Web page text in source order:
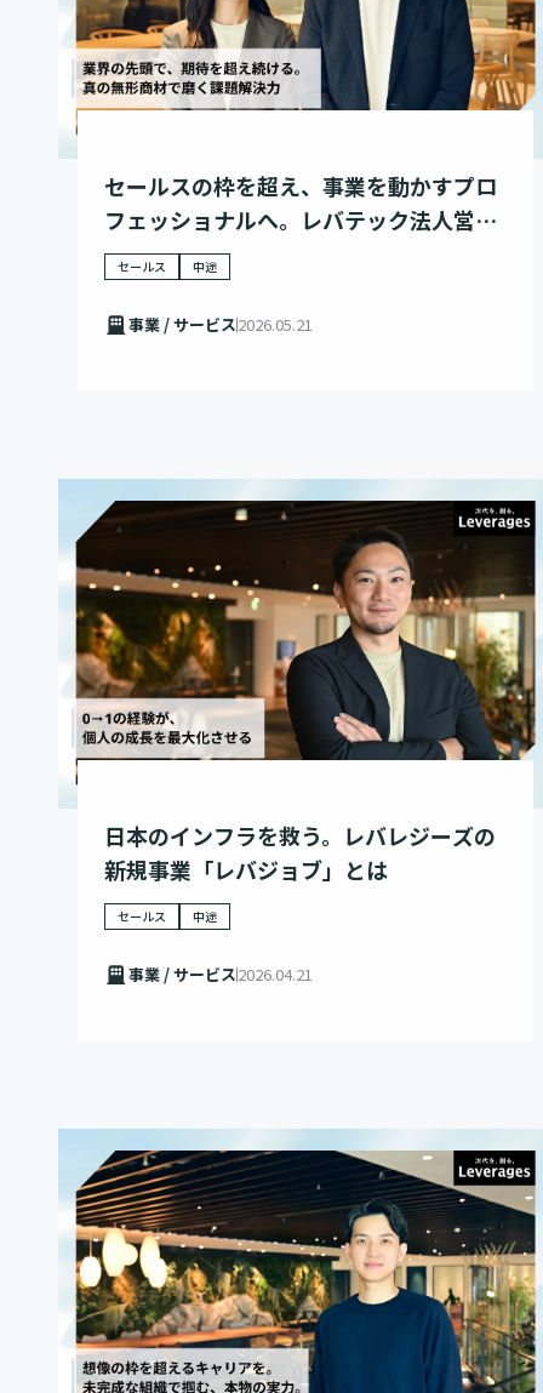
セールスの枠を超え、事業を動かすプロ
フェッショナルへ。レバテック法人営業
のキャリアに迫る
セールス 中途
事業 / サービス2026.05.21
日本のインフラを救う。レバレジーズの
新規事業「レバジョブ」とは
セールス 中途
事業 / サービス2026.04.21